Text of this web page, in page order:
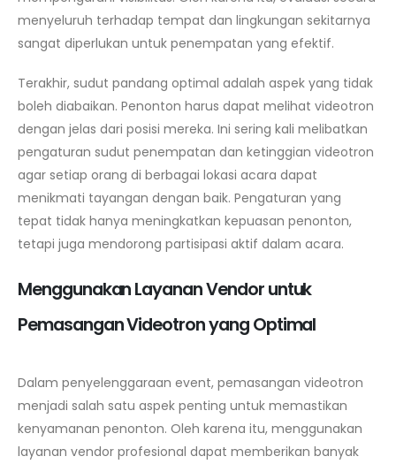
menyeluruh terhadap tempat dan lingkungan sekitarnya
sangat diperlukan untuk penempatan yang efektif.
Terakhir, sudut pandang optimal adalah aspek yang tidak
boleh diabaikan. Penonton harus dapat melihat videotron
dengan jelas dari posisi mereka. Ini sering kali melibatkan
pengaturan sudut penempatan dan ketinggian videotron
agar setiap orang di berbagai lokasi acara dapat
menikmati tayangan dengan baik. Pengaturan yang
tepat tidak hanya meningkatkan kepuasan penonton,
tetapi juga mendorong partisipasi aktif dalam acara.
Menggunakan Layanan Vendor untuk
Pemasangan Videotron yang Optimal
Dalam penyelenggaraan event, pemasangan videotron
menjadi salah satu aspek penting untuk memastikan
kenyamanan penonton. Oleh karena itu, menggunakan
layanan vendor profesional dapat memberikan banyak